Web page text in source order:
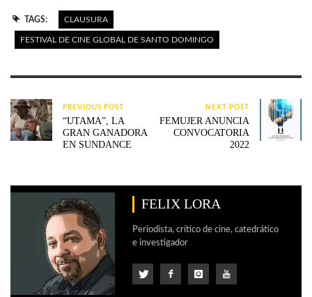
TAGS: CLAUSURA
FESTIVAL DE CINE GLOBAL DE SANTO DOMINGO
PREVIOUS POST
“UTAMA”, LA
GRAN GANADORA
EN SUNDANCE
NEXT POST
FEMUJER ANUNCIA
CONVOCATORIA
2022
FELIX LORA
Periodista, crítico de cine, catedrático
e investigador